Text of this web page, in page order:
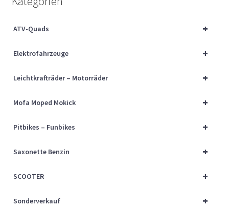
Über uns
+
ATV-Quads
+
Elektrofahrzeuge
+
Leichtkrafträder – Motorräder
+
Mofa Moped Mokick
+
Pitbikes – Funbikes
+
Saxonette Benzin
+
SCOOTER
+
Sonderverkauf